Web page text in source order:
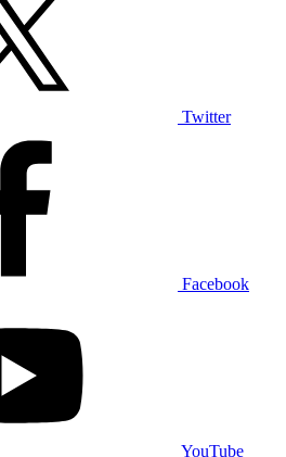
Twitter
Facebook
YouTube